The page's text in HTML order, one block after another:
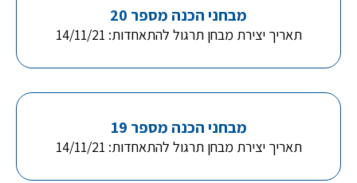
מבחני הכנה מספר 20
תאריך יצירת מבחן תרגול להתאחדות: 14/11/21
מבחני הכנה מספר 19
תאריך יצירת מבחן תרגול להתאחדות: 14/11/21